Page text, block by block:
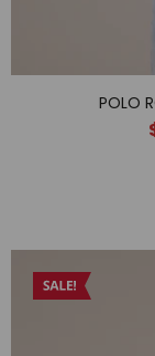
POLO